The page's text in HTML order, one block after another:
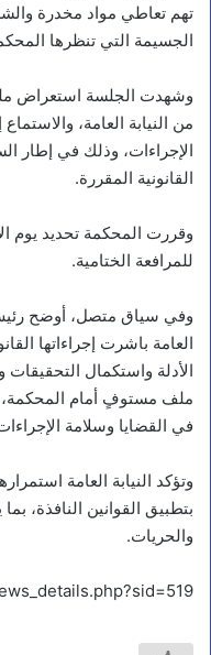
تهم تعاطي مواد مخدرة
الجسيمة التي تنظرها
وشهدت الجلسة استعراض ملف
من النيابة العامة،
الإجراءات، وذلك في إطار
القانونية المقررة.
وقررت المحكمة تحديد يوم
للمرافعة الختامية.
وفي سياق متصل، أوضح
العامة باشرت إجراءاتها
الأدلة واستكمال التحقيقات
ملف مستوفٍ أمام المحكمة،
في القضايا وسلامة
وتؤكد النيابة العامة
بتطبيق القوانين النافذة،
والحريات.